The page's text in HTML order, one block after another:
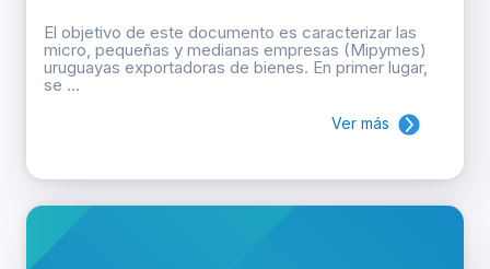
El objetivo de este documento es caracterizar las
micro, pequeñas y medianas empresas (Mipymes)
uruguayas exportadoras de bienes. En primer lugar,
se ...
Ver más